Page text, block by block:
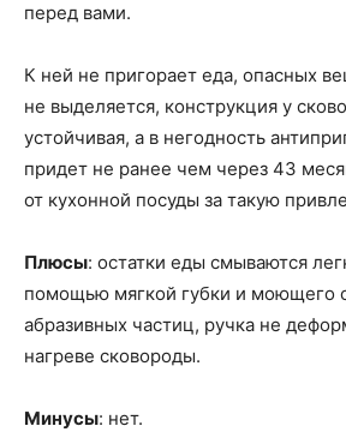
перед вами.
К ней не пригорает еда, опасных
не выделяется, конструкция у
устойчивая, а в негодность
придет не ранее чем через 43
от кухонной посуды за такую
Плюсы: остатки еды смываются
помощью мягкой губки и моющего
абразивных частиц, ручка не
нагреве сковороды.
Минусы: нет.